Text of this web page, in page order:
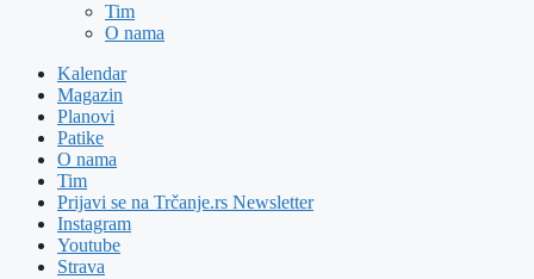
Tim
O nama
Kalendar
Magazin
Planovi
Patike
O nama
Tim
Prijavi se na Trčanje.rs Newsletter
Instagram
Youtube
Strava